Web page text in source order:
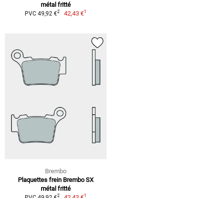
métal fritté
PVC 49,92 €2 42,43 €1
Brembo
Plaquettes frein Brembo SX
métal fritté
2 1